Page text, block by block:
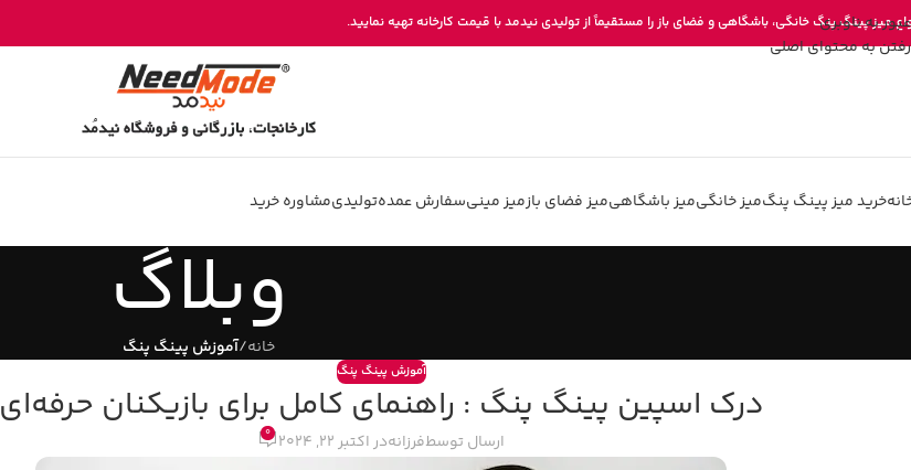
عبور به ناوبری
رفتن به محتوای اصلی
میز پینگ پنگ خانگی، باشگاهی و فضای باز را مستقیماً از تولیدی نیدمد با قیمت کارخانه تهیه نمایید.
خرید میز پینگ پنگمیز خانگیمیز باشگاهیمیز فضای بازمیز مینیسفارش عمدهتولیدیمشاوره خرید
وبلاگ
خانه/آموزش پینگ پنگ
آموزش پینگ پنگ
درک اسپین پینگ پنگ : راهنمای کامل برای بازیکنان حرفه‌ای
ارسال توسطفرزانهدر اکتبر 22, 2024 0